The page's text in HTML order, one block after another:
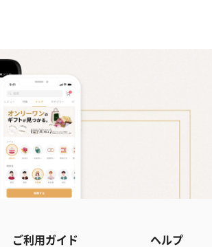
ご利用ガイド ヘルプ